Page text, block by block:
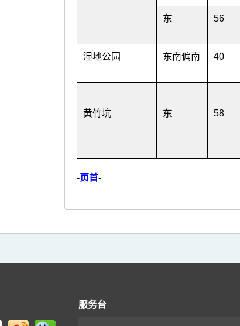
东 56
湿地公园 东南偏南 40
黄竹坑 东 58
-页首-
服务台